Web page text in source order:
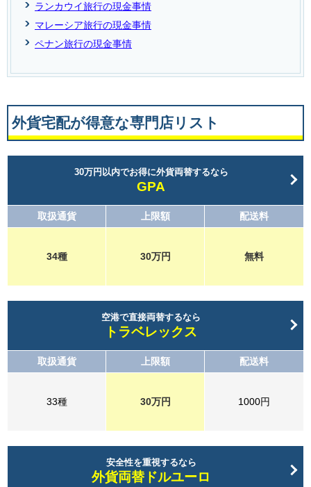
ランカウイ旅行の現金事情
マレーシア旅行の現金事情
ペナン旅行の現金事情
外貨宅配が得意な専門店リスト
30万円以内でお得に外貨両替するなら
GPA
取扱通貨 上限額 配送料
34種 30万円 無料
空港で直接両替するなら
トラベレックス
取扱通貨 上限額 配送料
33種 30万円 1000円
安全性を重視するなら
外貨両替ドルユーロ